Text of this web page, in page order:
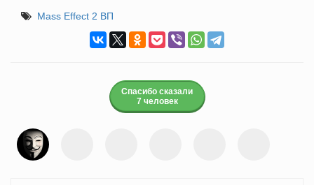
Mass Effect 2 ВП
Спасибо сказали
7 человек